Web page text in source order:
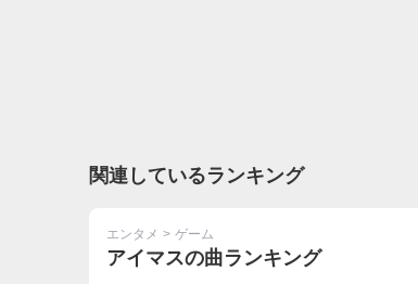
関連しているランキング
エンタメ > ゲーム
アイマスの曲ランキング